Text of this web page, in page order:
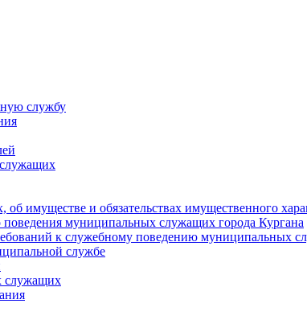
службу
об имуществе и обязательствах имущественного
муниципальных служащих города Кургана
к служебному поведению муниципальных
службе
служащих